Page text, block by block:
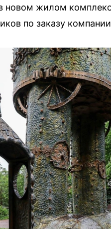
новом жилом
по заказу